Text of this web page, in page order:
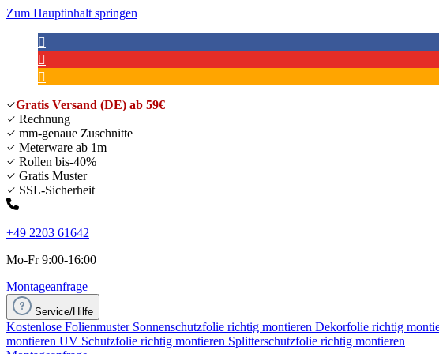
Zum Hauptinhalt springen
Gratis Versand (DE) ab 59€
Rechnung
mm-genaue Zuschnitte
Meterware ab 1m
Rollen bis-40%
Gratis Muster
SSL-Sicherheit
+49 2203 61642
Mo-Fr 9:00-16:00
Montageanfrage
Service/Hilfe
Kostenlose Folienmuster Sonnenschutzfolie richtig montieren Dekorfolie richtig
montieren UV Schutzfolie richtig montieren Splitterschutzfolie richtig montieren